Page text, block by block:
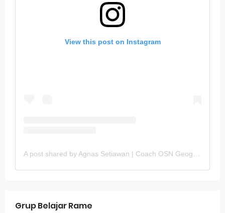
View this post on Instagram
A post shared by Agnas Setiawan | Coach OSN Geografi (@gurugeografi)
Grup Belajar Rame